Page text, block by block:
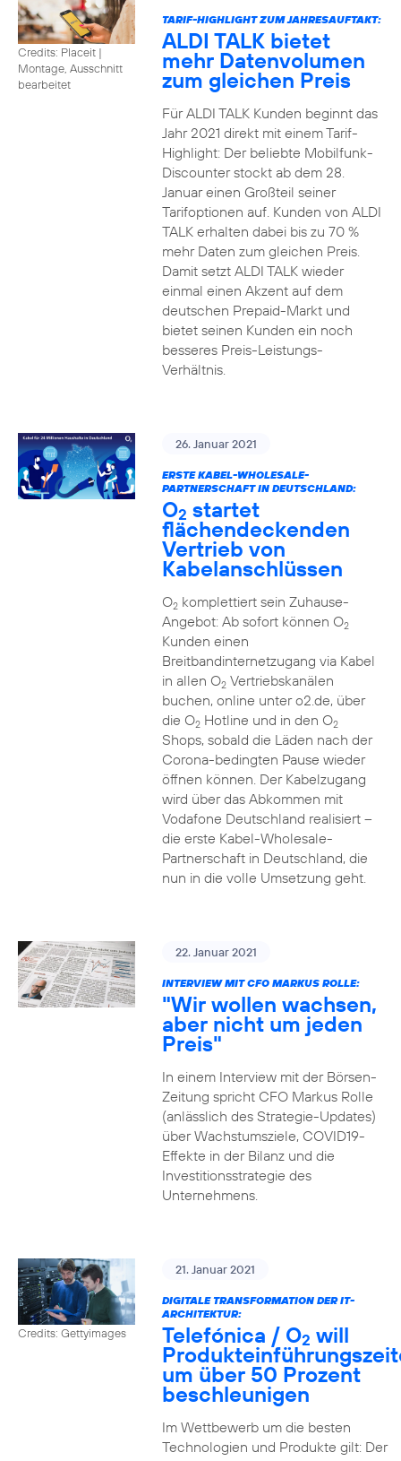
Credits: Placeit |
Montage, Ausschnitt
bearbeitet
TARIF-HIGHLIGHT ZUM JAHRESAUFTAKT:
ALDI TALK bietet
mehr Datenvolumen
zum gleichen Preis
Für ALDI TALK Kunden beginnt das
Jahr 2021 direkt mit einem Tarif-
Highlight: Der beliebte Mobilfunk-
Discounter stockt ab dem 28.
Januar einen Großteil seiner
Tarifoptionen auf. Kunden von ALDI
TALK erhalten dabei bis zu 70 %
mehr Daten zum gleichen Preis.
Damit setzt ALDI TALK wieder
einmal einen Akzent auf dem
deutschen Prepaid-Markt und
bietet seinen Kunden ein noch
besseres Preis-Leistungs-
Verhältnis.
26. Januar 2021
ERSTE KABEL-WHOLESALE-
PARTNERSCHAFT IN DEUTSCHLAND:
O2 startet
flächendeckenden
Vertrieb von
Kabelanschlüssen
O2komplettiert sein Zuhause-
Angebot: Ab sofort können O2
Kunden einen
Breitbandinternetzugang via Kabel
in allen O2Vertriebskanälen
buchen, online unter o2.de, über
die O2Hotline und in den O2
Shops, sobald die Läden nach der
Corona-bedingten Pause wieder
öffnen können. Der Kabelzugang
wird über das Abkommen mit
Vodafone Deutschland realisiert –
die erste Kabel-Wholesale-
Partnerschaft in Deutschland, die
nun in die volle Umsetzung geht.
22. Januar 2021
INTERVIEW MIT CFO MARKUS ROLLE:
"Wir wollen wachsen,
aber nicht um jeden
Preis"
In einem Interview mit der Börsen-
Zeitung spricht CFO Markus Rolle
(anlässlich des Strategie-Updates)
über Wachstumsziele, COVID19-
Effekte in der Bilanz und die
Investitionsstrategie des
Unternehmens.
Credits: Gettyimages
21. Januar 2021
DIGITALE TRANSFORMATION DER IT-
ARCHITEKTUR:
Telefónica / O2 will
um über 50 Prozent
beschleunigen
Im Wettbewerb um die besten
Technologien und Produkte gilt: Der